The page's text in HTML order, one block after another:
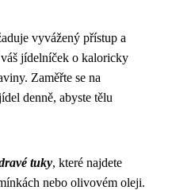
vyvážený přístup a
jídelníček o kaloricky
Zaměřte se na
denně, abyste tělu
tuky, které najdete
nebo olivovém oleji.